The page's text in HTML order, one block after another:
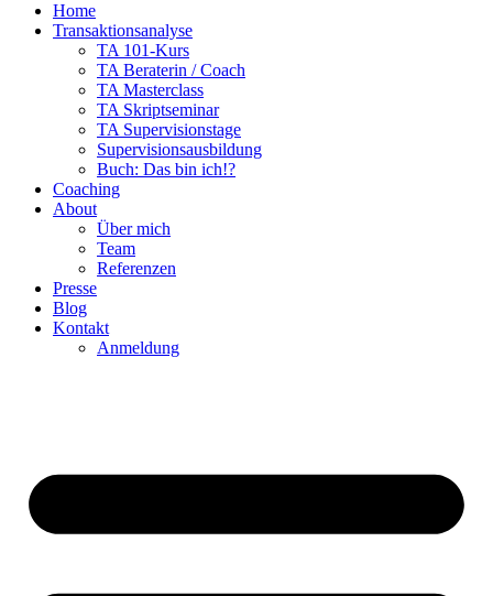
Home
Transaktionsanalyse
TA 101-Kurs
TA Beraterin / Coach
TA Masterclass
TA Skriptseminar
TA Supervisionstage
Supervisionsausbildung
Buch: Das bin ich!?
Coaching
About
Über mich
Team
Referenzen
Presse
Blog
Kontakt
Anmeldung